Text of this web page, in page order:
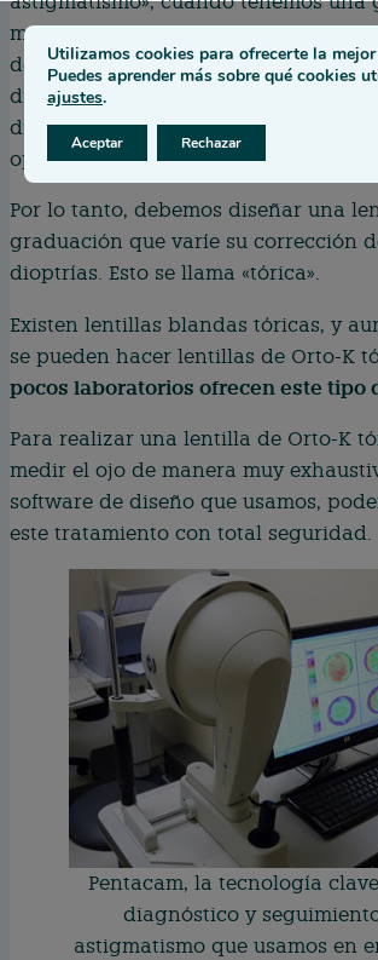
miopía con astigmatismo, por
de miopía y 1 de astigmatismo,
diciendo que la graduación del ojo
dioptrías en una parte del ojo, a 3 en
opuesta.
Por lo tanto, debemos diseñar una
graduación que varíe su corrección
dioptrías. Esto se llama «tórica».
Existen lentillas blandas tóricas, y
se pueden hacer lentillas de Orto-K
pocos laboratorios ofrecen este tipo
Para realizar una lentilla de Orto-K
medir el ojo de manera muy
software de diseño que usamos,
este tratamiento con total seguridad.
Pentacam, la tecnología
diagnóstico y
astigmatismo que usamos en
Utilizamos cookies para ofrecerte la
Puedes aprender más sobre qué cookies
ajustes.
Aceptar Rechazar